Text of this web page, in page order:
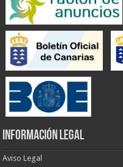
INFORMACIÓN LEGAL
Aviso Legal